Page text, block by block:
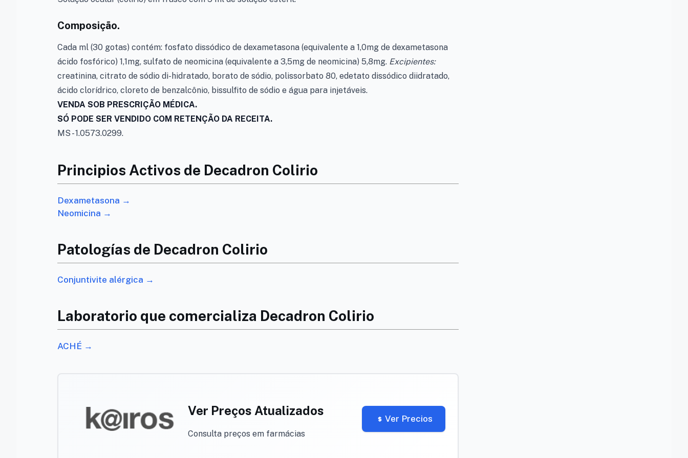
Composição.
Cada ml (30 gotas) contém: fosfato dissódico de dexametasona (equivalente a 1,0mg de dexametasona
ácido fosfórico) 1,1mg, sulfato de neomicina (equivalente a 3,5mg de neomicina) 5,8mg. Excipientes:
creatinina, citrato de sódio di-hidratado, borato de sódio, polissorbato 80, edetato dissódico diidratado,
ácido clorídrico, cloreto de benzalcônio, bissulfito de sódio e água para injetáveis.
VENDA SOB PRESCRIÇÃO MÉDICA.
SÓ PODE SER VENDIDO COM RETENÇÃO DA RECEITA.
MS - 1.0573.0299.
Principios Activos de Decadron Colirio
Dexametasona →
Neomicina →
Patologías de Decadron Colirio
Conjuntivite alérgica →
Laboratorio que comercializa Decadron Colirio
ACHÉ →
Ver Preços Atualizados
Consulta preços em farmácias
Ver Precios